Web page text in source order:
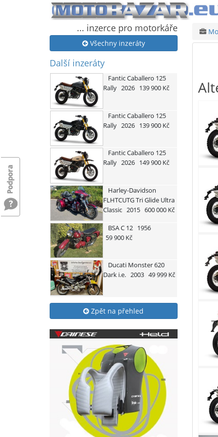
... inzerce pro motorkáře
Všechny inzeráty
Další inzeráty
FanticCaballero 125
Rally 2026 139 900 Kč
FanticCaballero 125
Rally 2026 139 900 Kč
FanticCaballero 125
Rally 2026 149 900 Kč
Harley-Davidson
FLHTCUTG Tri Glide Ultra
Classic 2015 600 000 Kč
BSAC 12 1956
59 900 Kč
DucatiMonster 620
Dark i.e. 2003 49 999 Kč
Zpět na přehled